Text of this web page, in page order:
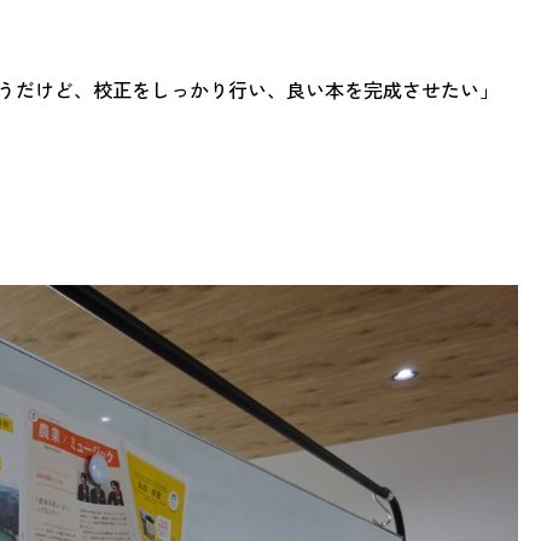
けど、校正をしっかり行い、良い本を完成させたい」